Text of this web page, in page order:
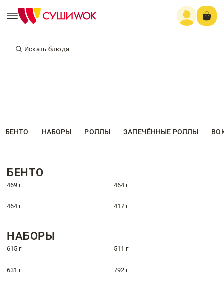
Искать блюда
БЕНТО НАБОРЫ РОЛЛЫ ЗАПЕЧЁННЫЕ РОЛЛЫ
БЕНТО
469 г 464 г
464 г 417 г
НАБОРЫ
615 г 511 г
631 г 792 г